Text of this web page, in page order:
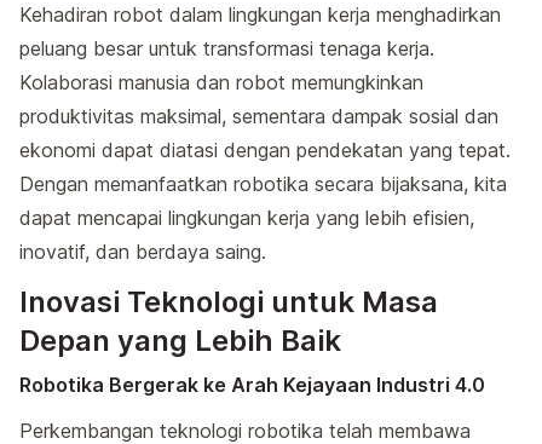
Kehadiran robot dalam lingkungan kerja menghadirkan
peluang besar untuk transformasi tenaga kerja.
Kolaborasi manusia dan robot memungkinkan
produktivitas maksimal, sementara dampak sosial dan
ekonomi dapat diatasi dengan pendekatan yang tepat.
Dengan memanfaatkan robotika secara bijaksana, kita
dapat mencapai lingkungan kerja yang lebih efisien,
inovatif, dan berdaya saing.
Inovasi Teknologi untuk Masa
Depan yang Lebih Baik
Robotika Bergerak ke Arah Kejayaan Industri 4.0
Perkembangan teknologi robotika telah membawa